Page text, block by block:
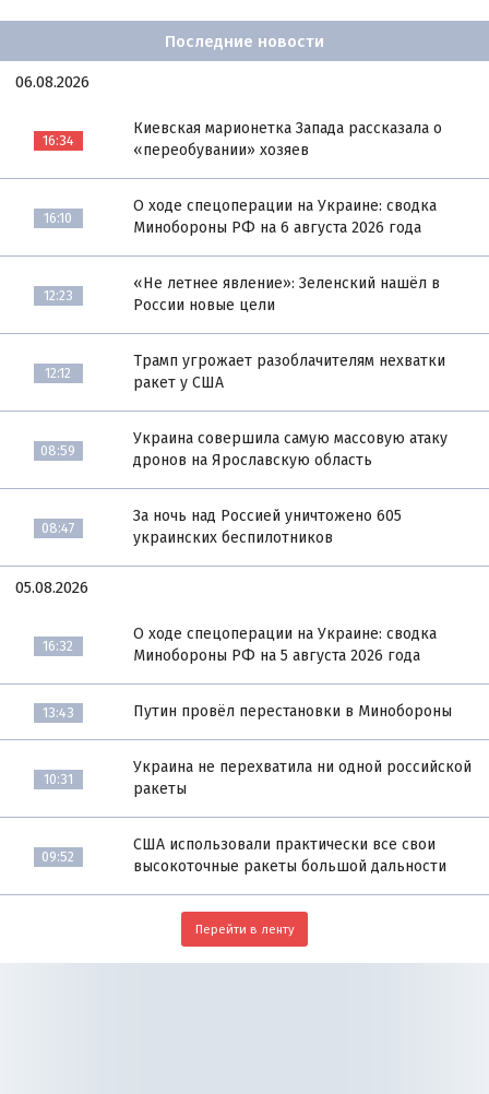
Последние новости
06.08.2026
16:34
Киевская марионетка Запада рассказала о
«переобувании» хозяев
16:10
О ходе спецоперации на Украине: сводка
Минобороны РФ на 6 августа 2026 года
12:23
«Не летнее явление»: Зеленский нашёл в
России новые цели
12:12
Трамп угрожает разоблачителям нехватки
ракет у США
08:59
Украина совершила самую массовую атаку
дронов на Ярославскую область
08:47
За ночь над Россией уничтожено 605
украинских беспилотников
05.08.2026
16:32
О ходе спецоперации на Украине: сводка
Минобороны РФ на 5 августа 2026 года
13:43 Путин провёл перестановки в Минобороны
10:31
Украина не перехватила ни одной российской
ракеты
09:52
США использовали практически все свои
высокоточные ракеты большой дальности
Перейти в ленту